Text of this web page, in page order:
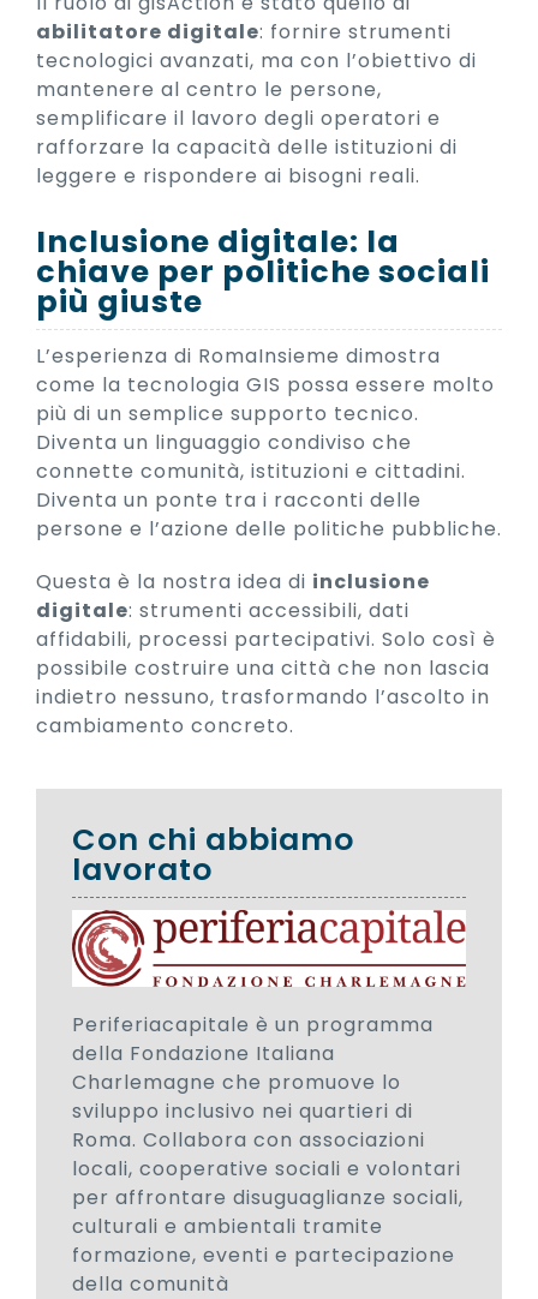
abilitatore digitale: fornire strumenti
tecnologici avanzati, ma con l’obiettivo di
mantenere al centro le persone,
semplificare il lavoro degli operatori e
rafforzare la capacità delle istituzioni di
leggere e rispondere ai bisogni reali.
Inclusione digitale: la
chiave per politiche sociali
più giuste
L’esperienza di RomaInsieme dimostra
come la tecnologia GIS possa essere molto
più di un semplice supporto tecnico.
Diventa un linguaggio condiviso che
connette comunità, istituzioni e cittadini.
Diventa un ponte tra i racconti delle
persone e l’azione delle politiche pubbliche.
Questa è la nostra idea di inclusione
digitale: strumenti accessibili, dati
affidabili, processi partecipativi. Solo così è
possibile costruire una città che non lascia
indietro nessuno, trasformando l’ascolto in
cambiamento concreto.
Con chi abbiamo
lavorato
Periferiacapitale è un programma
della Fondazione Italiana
Charlemagne che promuove lo
sviluppo inclusivo nei quartieri di
Roma. Collabora con associazioni
locali, cooperative sociali e volontari
per affrontare disuguaglianze sociali,
culturali e ambientali tramite
formazione, eventi e partecipazione
della comunità